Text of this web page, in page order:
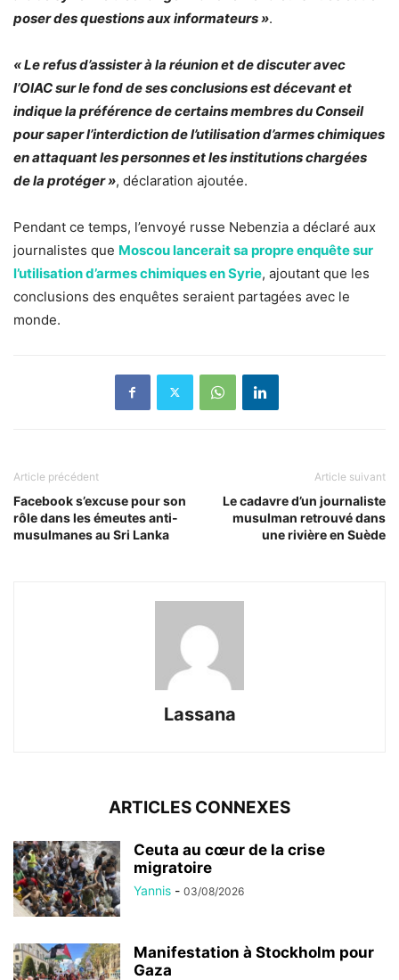
poser des questions aux informateurs ».
« Le refus d’assister à la réunion et de discuter avec
l’OIAC sur le fond de ses conclusions est décevant et
indique la préférence de certains membres du Conseil
pour saper l’interdiction de l’utilisation d’armes chimiques
en attaquant les personnes et les institutions chargées
de la protéger », déclaration ajoutée.
Pendant ce temps, l’envoyé russe Nebenzia a déclaré aux
journalistes que Moscou lancerait sa propre enquête sur
l’utilisation d’armes chimiques en Syrie, ajoutant que les
conclusions des enquêtes seraient partagées avec le
monde.
Article précédent
Facebook s’excuse pour son
rôle dans les émeutes anti-
musulmanes au Sri Lanka
Article suivant
Le cadavre d’un journaliste
musulman retrouvé dans
une rivière en Suède
Lassana
ARTICLES CONNEXES
Ceuta au cœur de la crise
migratoire
Yannis - 03/08/2026
Manifestation à Stockholm pour
Gaza